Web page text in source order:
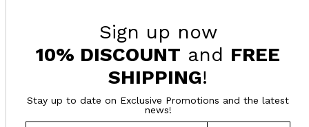
Sign up now
10% DISCOUNT and FREE
SHIPPING!
Stay up to date on Exclusive Promotions and the latest
news!